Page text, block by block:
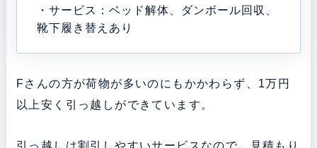
・サービス：ベッド解体、ダンボール回収、
靴下履き替えあり
Fさんの方が荷物が多いのにもかかわらず、1万円
以上安く引っ越しができています。
引っ越しは割引しやすいサービスなので、見積もり